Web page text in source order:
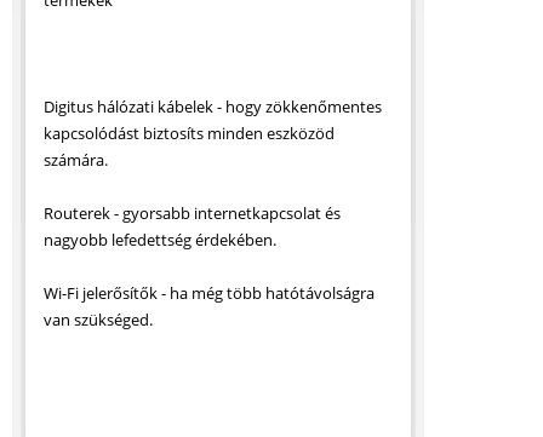
Digitus hálózati kábelek - hogy zökkenőmentes
kapcsolódást biztosíts minden eszközöd
számára.
Routerek - gyorsabb internetkapcsolat és
nagyobb lefedettség érdekében.
Wi-Fi jelerősítők - ha még több hatótávolságra
van szükséged.